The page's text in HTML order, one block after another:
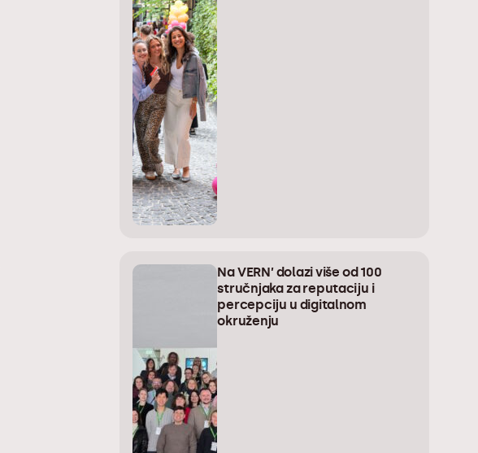
Na VERN’ dolazi više od 100
stručnjaka za reputaciju i
percepciju u digitalnom
okruženju